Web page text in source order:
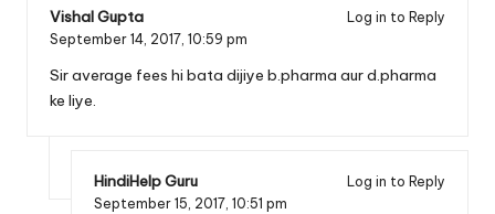
Vishal Gupta
Log in to Reply
September 14, 2017, 10:59 pm
Sir average fees hi bata dijiye b.pharma aur d.pharma
ke liye.
HindiHelp Guru
Log in to Reply
September 15, 2017, 10:51 pm